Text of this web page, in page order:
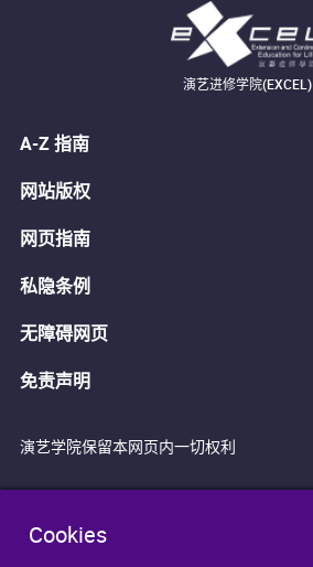
Cookies
演艺进修学院(EXCEL)
A-Z 指南
网站版权
网页指南
私隐条例
无障碍网页
免责声明
演艺学院保留本网页内一切权利